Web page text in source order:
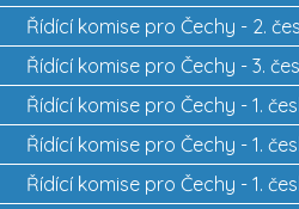
Řídící komise pro Čechy - 2.
Řídící komise pro Čechy - 3.
Řídící komise pro Čechy - 1.
Řídící komise pro Čechy - 1.
Řídící komise pro Čechy - 1.